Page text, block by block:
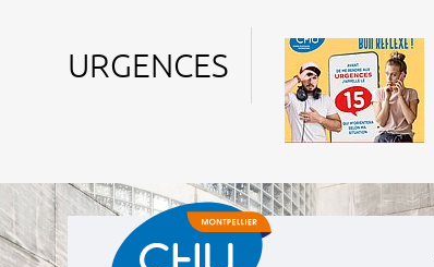
URGENCES